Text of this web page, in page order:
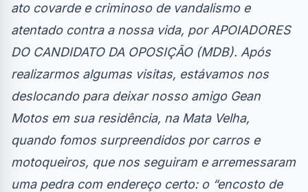
ato covarde e criminoso de vandalismo e
atentado contra a nossa vida, por APOIADORES
DO CANDIDATO DA OPOSIÇÃO (MDB). Após
realizarmos algumas visitas, estávamos nos
deslocando para deixar nosso amigo Gean
Motos em sua residência, na Mata Velha,
quando fomos surpreendidos por carros e
motoqueiros, que nos seguiram e arremessaram
uma pedra com endereço certo: o “encosto de